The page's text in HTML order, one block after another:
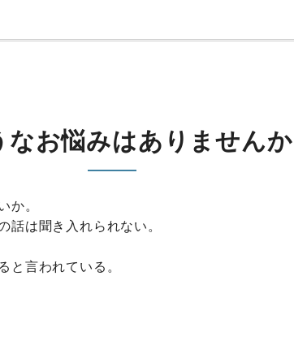
なお悩みはありません
か。
話は聞き入れられない。
と言われている。